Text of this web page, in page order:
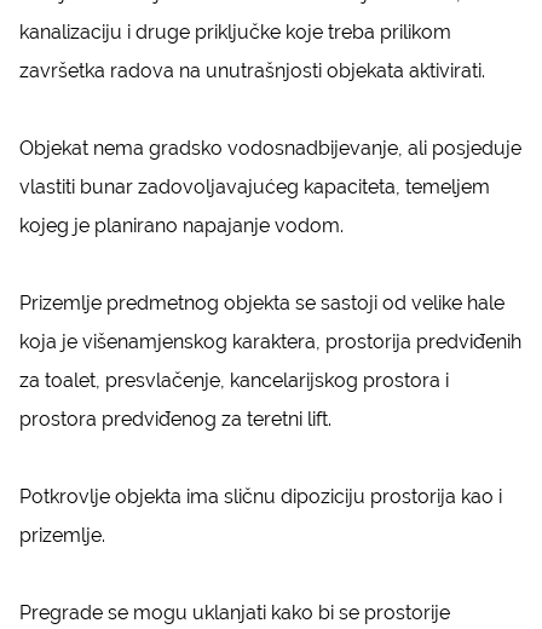
kanalizaciju i druge priključke koje treba prilikom
završetka radova na unutrašnjosti objekata aktivirati.
Objekat nema gradsko vodosnadbijevanje, ali posjeduje
vlastiti bunar zadovoljavajućeg kapaciteta, temeljem
kojeg je planirano napajanje vodom.
Prizemlje predmetnog objekta se sastoji od velike hale
koja je višenamjenskog karaktera, prostorija predviđenih
za toalet, presvlačenje, kancelarijskog prostora i
prostora predviđenog za teretni lift.
Potkrovlje objekta ima sličnu dipoziciju prostorija kao i
prizemlje.
Pregrade se mogu uklanjati kako bi se prostorije